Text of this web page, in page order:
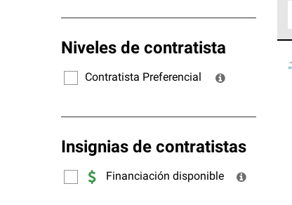
Niveles de contratista
Contratista Preferencial
Insignias de contratistas
Financiación disponible